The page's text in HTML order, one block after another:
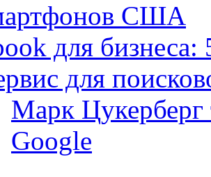
США
для бизнеса:
для
Марк Цукерберг
Google